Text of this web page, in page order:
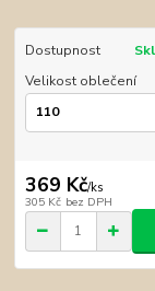
Dostupnost
Velikost oblečení
369 Kč/ks
305 Kč bez DPH